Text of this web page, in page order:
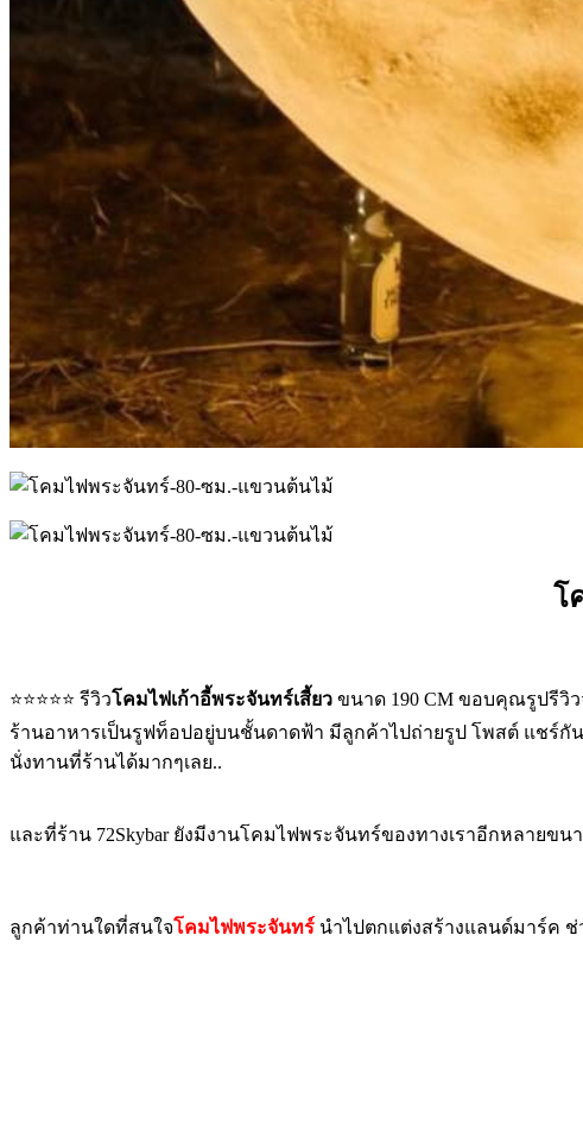
โ
⭐️⭐️⭐️⭐️⭐️ รีวิวโคมไฟเก้าอี้พระจันทร์เสี้ยว ขนาด 190 CM ขอบคุณรูปรีวิ
ร้านอาหารเป็นรูฟท็อปอยู่บนชั้นดาดฟ้า มีลูกค้าไปถ่ายรูป โพสต์ แชร์กัน
นั่งทานที่ร้านได้มากๆเลย..
และที่ร้าน 72Skybar ยังมีงานโคมไฟพระจันทร์ของทางเราอีกหลาย
ลูกค้าท่านใดที่สนใจโคมไฟพระจันทร์ นำไปตกแต่งสร้างแลนด์มาร์ค